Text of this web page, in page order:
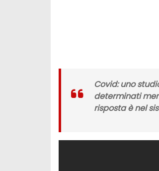
Covid: uno
determinati
risposta è nel